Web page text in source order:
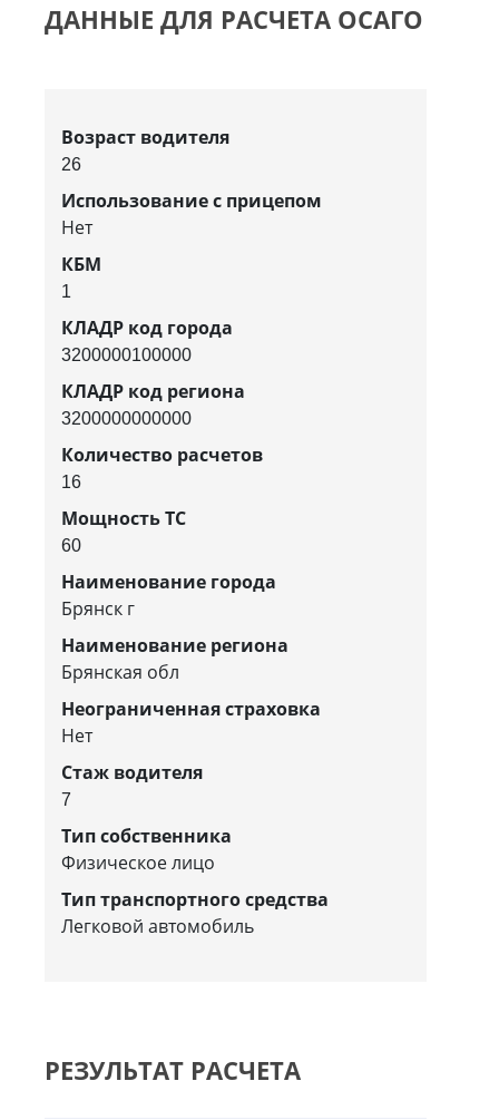
ДАННЫЕ ДЛЯ РАСЧЕТА ОСАГО
Возраст водителя
26
Использование с прицепом
Нет
КБМ
1
КЛАДР код города
3200000100000
КЛАДР код региона
3200000000000
Количество расчетов
16
Мощность ТС
60
Наименование города
Брянск г
Наименование региона
Брянская обл
Неограниченная страховка
Нет
Стаж водителя
7
Тип собственника
Физическое лицо
Тип транспортного средства
Легковой автомобиль
РЕЗУЛЬТАТ РАСЧЕТА